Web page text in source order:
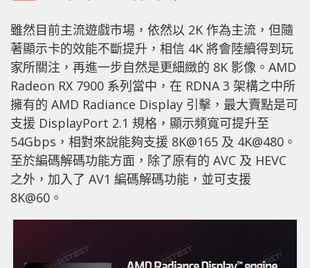
雖然目前主流遊戲市場，依然以 2K 作為主流，但隨
著顯示卡的效能不斷提升，相信 4K 將會陸續得到玩
家所關注，再進一步自然是更細緻的 8K 影像。AMD
Radeon RX 7900 系列當中，在 RDNA 3 架構之中所
擁有的 AMD Radiance Display 引擊，最大賣點是可
支援 DisplayPort 2.1 規格，顯示頻寬可提升至
54Gbps，相對來說能夠支援 8K@165 及 4K@480。
至於編碼解碼功能方面，除了原有的 AVC 及 HEVC
之外，加入了 AV1 編碼解碼功能，並可支援
8K@60。